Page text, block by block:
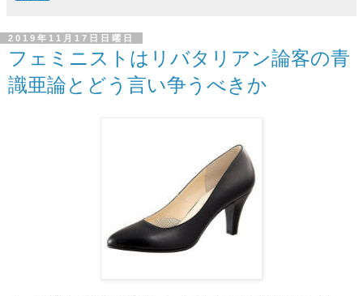
2019年11月17日日曜日
フェミニストはリバタリアン論客の青
識亜論とどう言い争うべきか